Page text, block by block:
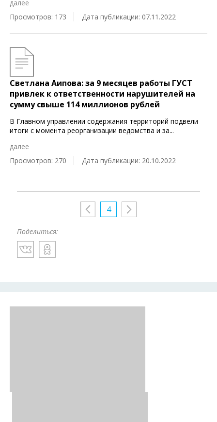
далее
Просмотров: 173
Дата публикации: 07.11.2022
Светлана Аипова: за 9 месяцев работы ГУСТ
привлек к ответственности нарушителей на
сумму свыше 114 миллионов рублей
В Главном управлении содержания территорий подвели
итоги с момента реорганизации ведомства и за...
далее
Просмотров: 270
Дата публикации: 20.10.2022
4
Поделиться: